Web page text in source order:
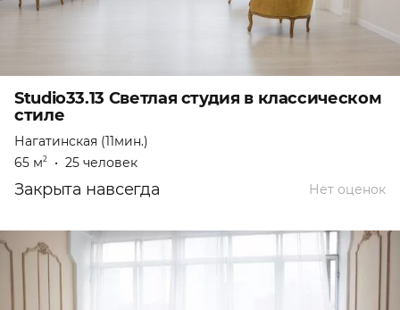
Studio33.13 Светлая студия в классическом
стиле
Нагатинская (11мин.)
65 м2 • 25 человек
Нет оценок
Закрыта навсегда